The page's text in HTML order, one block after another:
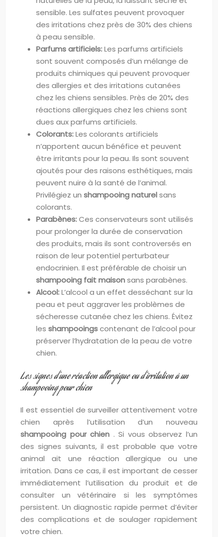
sensible. Les sulfates peuvent provoquer
des irritations chez près de 30% des chiens
à peau sensible.
Parfums artificiels:Les parfums artificiels
sont souvent composés d’un mélange de
produits chimiques qui peuvent provoquer
des allergies et des irritations cutanées
chez les chiens sensibles. Près de 20% des
réactions allergiques chez les chiens sont
dues aux parfums artificiels.
Colorants:Les colorants artificiels
n’apportent aucun bénéfice et peuvent
être irritants pour la peau. Ils sont souvent
ajoutés pour des raisons esthétiques, mais
peuvent nuire à la santé de l’animal.
Privilégiez un shampooing naturelsans
colorants.
Parabènes:Ces conservateurs sont utilisés
pour prolonger la durée de conservation
des produits, mais ils sont controversés en
raison de leur potentiel perturbateur
endocrinien. Il est préférable de choisir un
shampooing fait maisonsans parabènes.
Alcool:L’alcool a un effet desséchant sur la
peau et peut aggraver les problèmes de
sécheresse cutanée chez les chiens. Évitez
les shampooingscontenant de l’alcool pour
préserver l’hydratation de la peau de votre
chien.
Les signes d’une réaction allergique ou d’irritation à un
shampooing pour chien
Il est essentiel de surveiller attentivement votre
chien après l’utilisation d’un nouveau
shampooing pour chien . Si vous observez l’un
des signes suivants, il est probable que votre
animal ait une réaction allergique ou une
irritation. Dans ce cas, il est important de cesser
immédiatement l’utilisation du produit et de
consulter un vétérinaire si les symptômes
persistent. Un diagnostic rapide permet d’éviter
des complications et de soulager rapidement
votre chien.